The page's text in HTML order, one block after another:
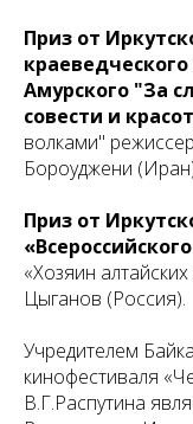
Приз от
Амурского "За
совести и
волками"
Бороуджени
Приз от
«Хозяин
Цыганов (Россия).
Учредителем
кинофестиваля
В.Г.Распутина